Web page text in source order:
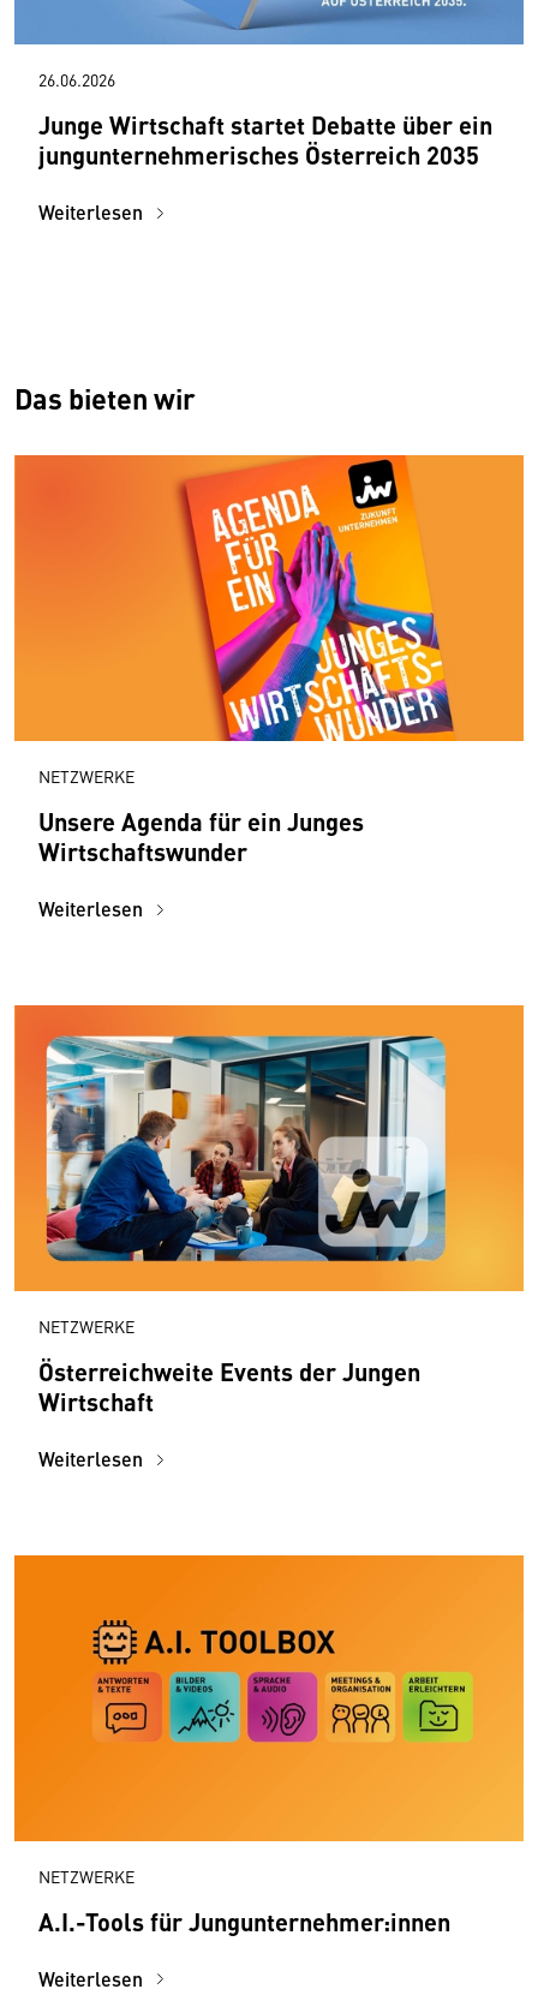
26.06.2026
Junge Wirtschaft startet Debatte über ein
jungunternehmerisches Österreich 2035
Weiterlesen
Das bieten wir
NETZWERKE
Unsere Agenda für ein Junges
Wirtschaftswunder
Weiterlesen
NETZWERKE
Österreichweite Events der Jungen
Wirtschaft
Weiterlesen
NETZWERKE
A.I.-Tools für Jungunternehmer:innen
Weiterlesen